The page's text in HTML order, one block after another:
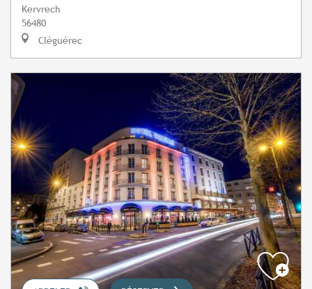
Kervrech
56480
Cléguérec